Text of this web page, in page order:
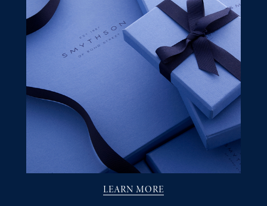
LEARN MORE